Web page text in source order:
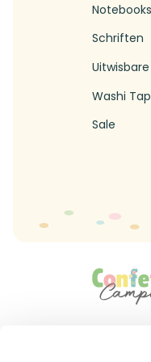
Notebooks
Schriften
Washi
Sale